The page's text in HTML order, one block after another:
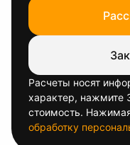
Расчеты носят
характер, нажмите
стоимость.
обработку